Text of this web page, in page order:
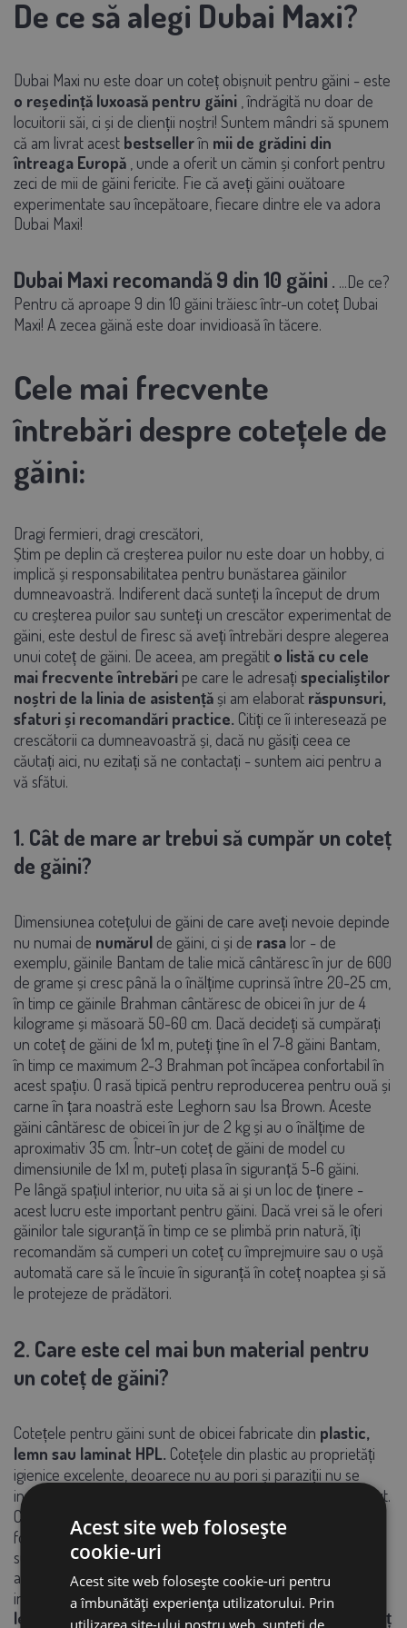
De ce să alegi Dubai Maxi?
Dubai Maxi nu este doar un coteț obișnuit pentru găini - este
o reședință luxoasă pentru găini , îndrăgită nu doar de
locuitorii săi, ci și de clienții noștri! Suntem mândri să spunem
că am livrat acest bestsellerîn mii de grădini din
întreaga Europă , unde a oferit un cămin și confort pentru
zeci de mii de găini fericite. Fie că aveți găini ouătoare
experimentate sau începătoare, fiecare dintre ele va adora
Dubai Maxi!
Dubai Maxi recomandă9 din 10 găini. ...De ce?
Pentru că aproape 9 din 10 găini trăiesc într-un coteț Dubai
Maxi! A zecea găină este doar invidioasă în tăcere.
Cele mai frecvente
întrebări despre cotețele de
găini:
Dragi fermieri, dragi crescători,
Știm pe deplin că creșterea puilor nu este doar un hobby, ci
implică și responsabilitatea pentru bunăstarea găinilor
dumneavoastră. Indiferent dacă sunteți la început de drum
cu creșterea puilor sau sunteți un crescător experimentat de
găini, este destul de firesc să aveți întrebări despre alegerea
unui coteț de găini. De aceea, am pregătit o listă cu cele
mai frecvente întrebări pe care le adresați specialiștilor
noștri de la linia de asistență și am elaborat răspunsuri,
sfaturi și recomandări practice. Citiți ce îi interesează pe
crescătorii ca dumneavoastră și, dacă nu găsiți ceea ce
căutați aici, nu ezitați să ne contactați - suntem aici pentru a
vă sfătui.
1. Cât de mare ar trebui să cumpăr un coteț
de găini?
Dimensiunea cotețului de găini de care aveți nevoie depinde
nu numai de numărul de găini, ci și de rasa lor - de
exemplu, găinile Bantam de talie mică cântăresc în jur de 600
de grame și cresc până la o înălțime cuprinsă între 20-25 cm,
în timp ce găinile Brahman cântăresc de obicei în jur de 4
kilograme și măsoară 50-60 cm. Dacă decideți să cumpărați
un coteț de găini de 1x1 m, puteți ține în el 7-8 găini Bantam,
în timp ce maximum 2-3 Brahman pot încăpea confortabil în
acest spațiu. O rasă tipică pentru reproducerea pentru ouă și
carne în țara noastră este Leghorn sau Isa Brown. Aceste
găini cântăresc de obicei în jur de 2 kg și au o înălțime de
aproximativ 35 cm. Într-un coteț de găini de model cu
dimensiunile de 1x1 m, puteți plasa în siguranță 5-6 găini.
Pe lângă spațiul interior, nu uita să ai și un loc de ținere -
acest lucru este important pentru găini. Dacă vrei să le oferi
găinilor tale siguranță în timp ce se plimbă prin natură, îți
recomandăm să cumperi un coteț cu împrejmuire sau o ușă
automată care să le încuie în siguranță în coteț noaptea și să
le protejeze de prădători.
2. Care este cel mai bun material pentru
un coteț de găini?
Cotețele pentru găini sunt de obicei fabricate din plastic,
lemn sau laminat HPL. Cotețele din plastic au proprietăți
igienice excelente, deoarece nu au pori și paraziții nu se
instalează în ele - prin urmare, sunt foarte ușor de întreținut.
Cu toate acestea, iarna, un coteț din plastic poate îngheța
foarte ușor și, prin urmare, este necesară izolarea
suplimentară a acestuia, ceea ce poate fi în detrimentul
aspectului estetic din exterior sau în detrimentul spațiului
interior și al confortului găinilor din interior. Dimpotrivă
lemnul are proprietăți izolatoare excelente - un coteț
Acest site web folosește
cookie-uri
Acest site web folosește cookie-uri pentru
a îmbunătăți experiența utilizatorului. Prin
utilizarea site-ului nostru web, sunteți de